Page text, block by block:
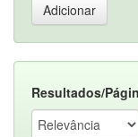
Resultados/